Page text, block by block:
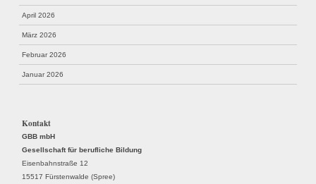
April 2026
März 2026
Februar 2026
Januar 2026
Kontakt
GBB mbH
Gesellschaft für berufliche Bildung
Eisenbahnstraße 12
15517 Fürstenwalde (Spree)